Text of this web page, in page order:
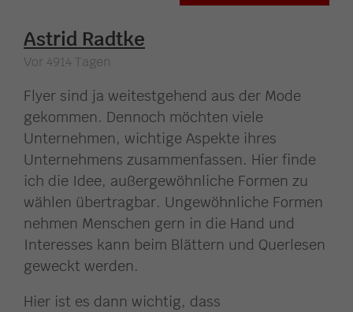
Astrid Radtke
Vor 4914 Tagen
Flyer sind ja weitestgehend aus der Mode
gekommen. Dennoch möchten viele
Unternehmen, wichtige Aspekte ihres
Unternehmens zusammenfassen. Hier finde
ich die Idee, außergewöhnliche Formen zu
wählen übertragbar. Ungewöhnliche Formen
nehmen Menschen gern in die Hand und
Interesses kann beim Blättern und Querlesen
geweckt werden.
Hier ist es dann wichtig, dass